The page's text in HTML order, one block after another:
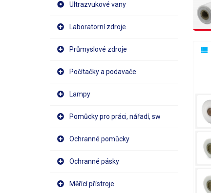
Ultrazvukové vany
Laboratorní zdroje
Průmyslové zdroje
Počítačky a podavače
Lampy
Pomůcky pro práci, nářadí, sw
Ochranné pomůcky
Ochranné pásky
Měřící přístroje